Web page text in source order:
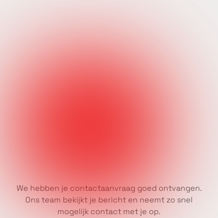
We hebben je contactaanvraag goed ontvangen.
Ons team bekijkt je bericht en neemt zo snel
mogelijk contact met je op.